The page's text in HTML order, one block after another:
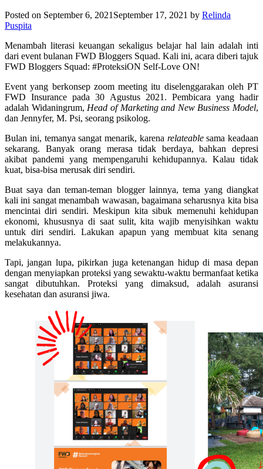
Posted on September 6, 2021 September 17, 2021 by Relinda
Puspita
Menambah literasi keuangan sekaligus belajar hal lain adalah inti
dari event bulanan FWD Bloggers Squad. Kali ini, acara diberi tajuk
FWD Bloggers Squad: #ProteksiON Self-Love ON!
Event yang berkonsep zoom meeting itu diselenggarakan oleh PT
FWD Insurance pada 30 Agustus 2021. Pembicara yang hadir
adalah Widaningrum, Head of Marketing and New Business Model,
dan Jennyfer, M. Psi, seorang psikolog.
Bulan ini, temanya sangat menarik, karena relateablesama keadaan
sekarang. Banyak orang merasa tidak berdaya, bahkan depresi
akibat pandemi yang mempengaruhi kehidupannya. Kalau tidak
kuat, bisa-bisa merusak diri sendiri.
Buat saya dan teman-teman blogger lainnya, tema yang diangkat
kali ini sangat menambah wawasan, bagaimana seharusnya kita bisa
mencintai diri sendiri. Meskipun kita sibuk memenuhi kehidupan
ekonomi, khususnya di saat sulit, kita wajib menyisihkan waktu
untuk diri sendiri. Lakukan apapun yang membuat kita senang
melakukannya.
Tapi, jangan lupa, pikirkan juga ketenangan hidup di masa depan
dengan menyiapkan proteksi yang sewaktu-waktu bermanfaat ketika
sangat dibutuhkan. Proteksi yang dimaksud, adalah asuransi
kesehatan dan asuransi jiwa.